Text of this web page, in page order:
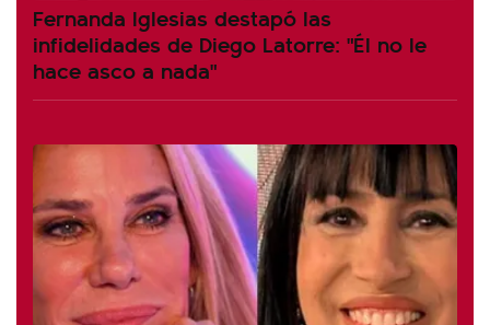
Fernanda Iglesias destapó las
infidelidades de Diego Latorre: "Él no le
hace asco a nada"